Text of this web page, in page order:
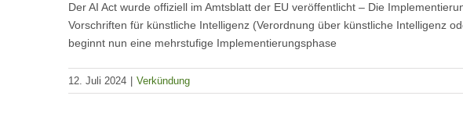
Der AI Act wurde offiziell im Amtsblatt der EU veröffentlicht – Die
Vorschriften für künstliche Intelligenz (Verordnung über künstliche Intelligenz
beginnt nun eine mehrstufige Implementierungsphase
12. Juli 2024 Verkündung